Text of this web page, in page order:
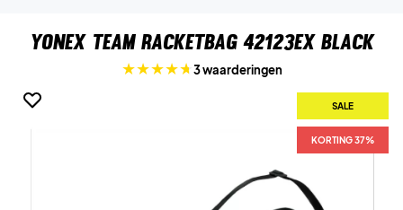
Yonex Team Racketbag 42123EX Black
3 waarderingen
SALE
KORTING 37%